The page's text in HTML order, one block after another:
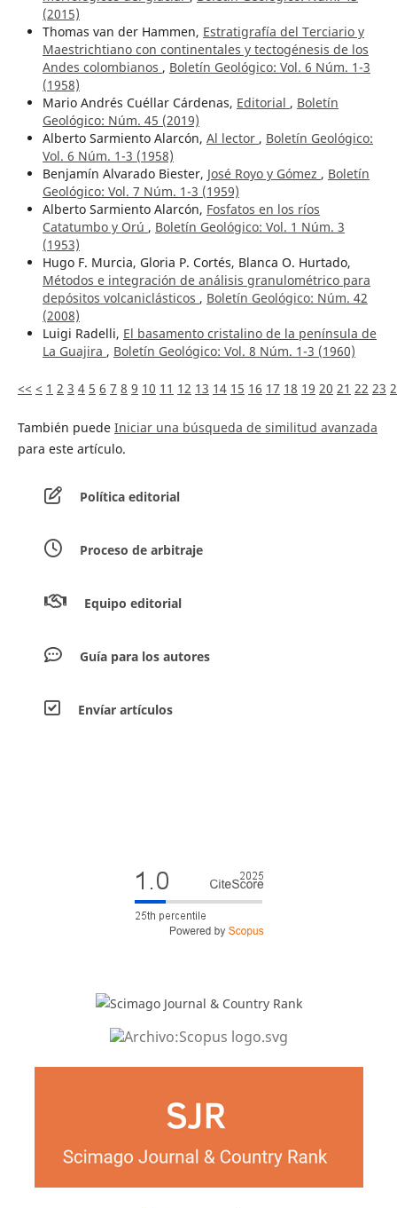
(2015)
Thomas van der Hammen, Estratigrafía del Terciario y
Maestrichtiano con continentales y tectogénesis de los
Andes colombianos , Boletín Geológico: Vol. 6 Núm. 1-3
(1958)
Mario Andrés Cuéllar Cárdenas, Editorial , Boletín
Geológico: Núm. 45 (2019)
Alberto Sarmiento Alarcón, Al lector , Boletín Geológico:
Vol. 6 Núm. 1-3 (1958)
Benjamín Alvarado Biester, José Royo y Gómez , Boletín
Geológico: Vol. 7 Núm. 1-3 (1959)
Alberto Sarmiento Alarcón, Fosfatos en los ríos
Catatumbo y Orú , Boletín Geológico: Vol. 1 Núm. 3
(1953)
Hugo F. Murcia, Gloria P. Cortés, Blanca O. Hurtado,
Métodos e integración de análisis granulométrico para
depósitos volcaniclásticos , Boletín Geológico: Núm. 42
(2008)
Luigi Radelli, El basamento cristalino de la península de
La Guajira , Boletín Geológico: Vol. 8 Núm. 1-3 (1960)
<< < 1 2 3 4 5 6 7 8 9 10 11 12 13 14 15 16 17 18 19 20 21 22 23
También puede Iniciar una búsqueda de similitud avanzada
para este artículo.
Política editorial
Proceso de arbitraje
Equipo editorial
Guía para los autores
Envíar artículos